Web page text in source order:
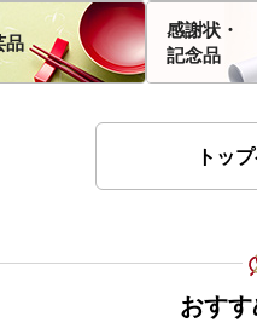
品
感謝状・
記念品
トッ
おす